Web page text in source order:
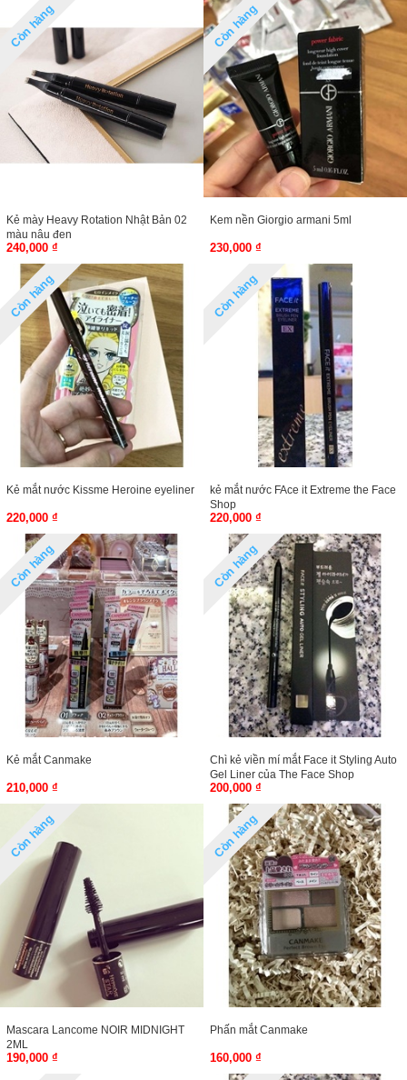
Còn hàng
Kẻ mày Heavy Rotation Nhật Bản 02
màu nâu đen
240,000 ₫
Còn hàng
Kem nền Giorgio armani 5ml
230,000 ₫
Còn hàng
Kẻ mắt nước Kissme Heroine eyeliner
220,000 ₫
Còn hàng
kẻ mắt nước FAce it Extreme the Face
Shop
220,000 ₫
Còn hàng
Kẻ mắt Canmake
210,000 ₫
Còn hàng
Chì kẻ viền mí mắt Face it Styling Auto
Gel Liner của The Face Shop
200,000 ₫
Còn hàng
Mascara Lancome NOIR MIDNIGHT
2ML
190,000 ₫
Còn hàng
Phấn mắt Canmake
160,000 ₫